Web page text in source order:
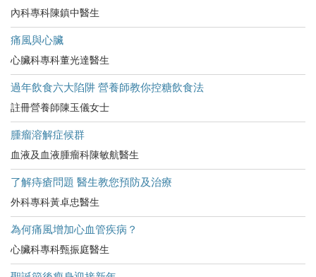
內科專科陳鎮中醫生
痛風與心臟
心臟科專科董光達醫生
過年飲食六大陷阱 營養師教你控糖飲食法
註冊營養師陳玉儀女士
腫瘤溶解症候群
血液及血液腫瘤科陳敏航醫生
了解痔瘡問題 醫生教您預防及治療
外科專科黃卓忠醫生
為何痛風增加心血管疾病？
心臟科專科甄振庭醫生